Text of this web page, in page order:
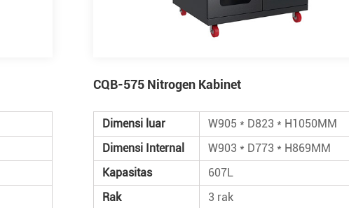
CQB-575 Nitrogen Kabinet
Dimensi luar
W905 * D823 * H1050MM
Dimensi Internal
W903 * D773 * H869MM
Kapasitas
607L
Rak
3 rak